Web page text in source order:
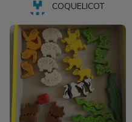
COQUELICOT